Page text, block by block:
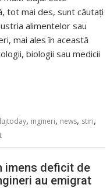
tot mai des, sunt căutați
alimentelor sau
mai ales în această
biologii sau medicii
, ingineri, news, stiri,
imens deficit de
au emigrat